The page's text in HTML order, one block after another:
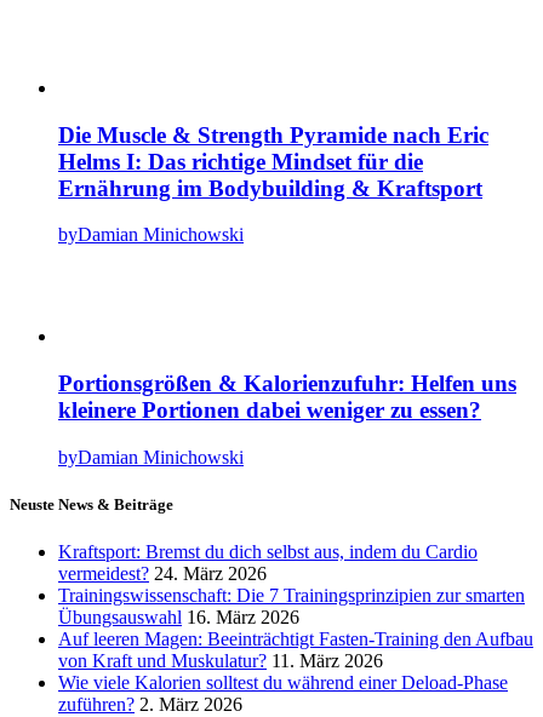
Die Muscle & Strength Pyramide nach Eric
Helms I: Das richtige Mindset für die
Ernährung im Bodybuilding & Kraftsport
byDamian Minichowski
Portionsgrößen & Kalorienzufuhr: Helfen uns
kleinere Portionen dabei weniger zu essen?
byDamian Minichowski
Neuste News & Beiträge
Kraftsport: Bremst du dich selbst aus, indem du Cardio
vermeidest? 24. März 2026
Trainingswissenschaft: Die 7 Trainingsprinzipien zur smarten
Übungsauswahl 16. März 2026
Auf leeren Magen: Beeinträchtigt Fasten-Training den Aufbau
von Kraft und Muskulatur? 11. März 2026
Wie viele Kalorien solltest du während einer Deload-Phase
zuführen? 2. März 2026